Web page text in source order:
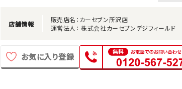
店舗情報
販売店名：カーセブン所沢店
運営法人： 株式会社カーセブンデジフィールド
お気に入り登録